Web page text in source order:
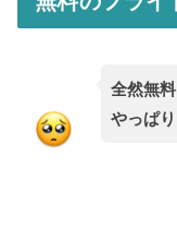
全然無
やっぱ